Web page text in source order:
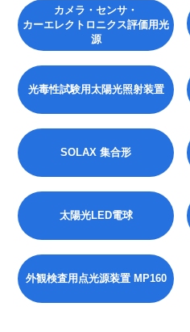
カメラ・センサ・
カーエレクトロニクス評価用光
源
光毒性試験用太陽光照射装置
SOLAX 集合形
太陽光LED電球
外観検査用点光源装置 MP160